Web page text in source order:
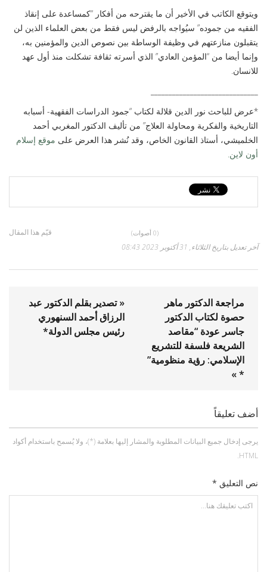
ويتوقع الكاتب في الأخير أن ما يقترحه من أفكار “كمساعدة على إنقاذ
الفقيه من جموده” سيُواجه بالرفض ليس فقط من بعض العلماء الذين لن
يتقبلون منازعتهم في وظيفة الوساطة بين نصوص الدين والمؤمنين به،
وإنما أيضا من “المؤمن العادي” الذي أسرته ثقافة تشكلت منذ أول عهد
للانسان.
*عرض للباحث نور الدين قلالة لكتاب “جمود الدراسات الفقهية- أسبابه
التاريخية والفكرية ومحاولة العلاج” من تأليف الدكتور المغربي أحمد
الخلميشي، أستاذ القانون الخاص، وقد نُشر هذا العرض على موقع إسلام
أون لاين.
قيّم هذا المقال (0 أصوات)
آخر تعديل بتاريخ الثلاثاء, 31 أكتوبر 2023 08:43
« تصدير بقلم الدكتور عبد
الرزاق أحمد السنهوري
رئيس مجلس الدولة*
مراجعة الدكتور ماهر
حصوة لكتاب الدكتور
جاسر عودة “مقاصد
الشريعة فلسفة للتشريع
الإسلامي: رؤية منظومية”
* »
أضف تعليقاً
يرجى إدخال جميع البيانات المطلوبة والمشار إليها بعلامة (*)، ولا يُسمح باستخدام أكواد
HTML.
نص التعليق *